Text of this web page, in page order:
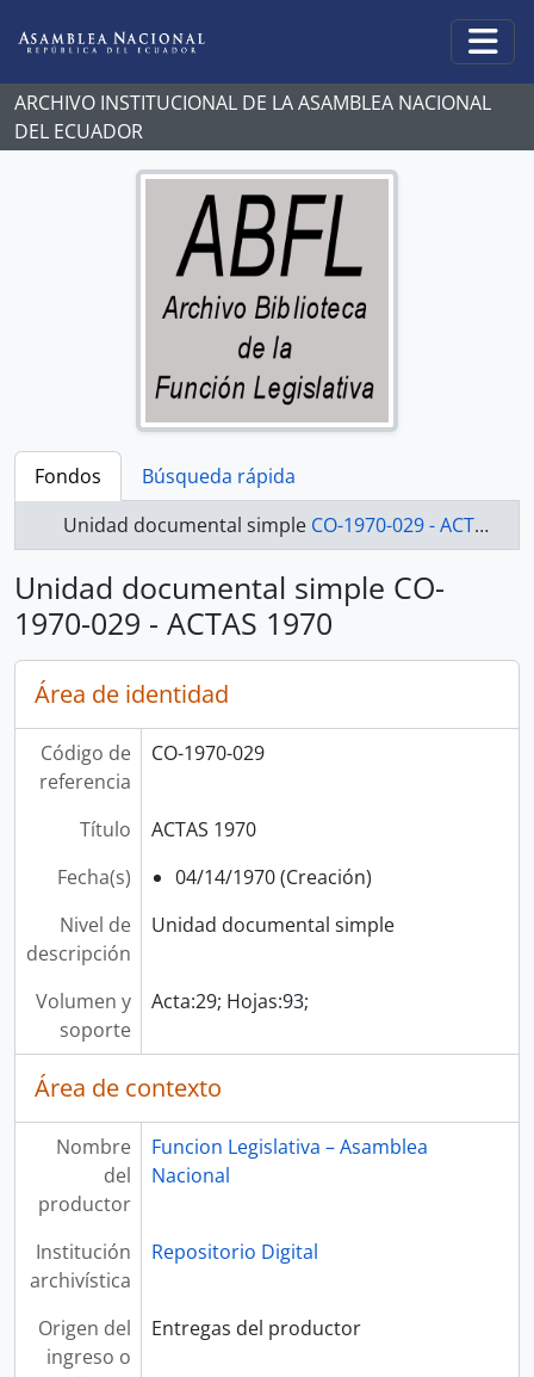
ARCHIVO INSTITUCIONAL DE LA ASAMBLEA NACIONAL
DEL ECUADOR
Fondos
Búsqueda rápida
Unidad documental simple CO-1970-029 - ACTAS 1970
Unidad documental simple CO-
1970-029 - ACTAS 1970
Área de identidad
Código de
referencia
CO-1970-029
Título
ACTAS 1970
Fecha(s)
04/14/1970 (Creación)
Nivel de
descripción
Unidad documental simple
Volumen y
soporte
Acta:29; Hojas:93;
Área de contexto
Nombre
del
productor
Funcion Legislativa – Asamblea
Nacional
Institución
archivística
Repositorio Digital
Origen del
ingreso o
Entregas del productor